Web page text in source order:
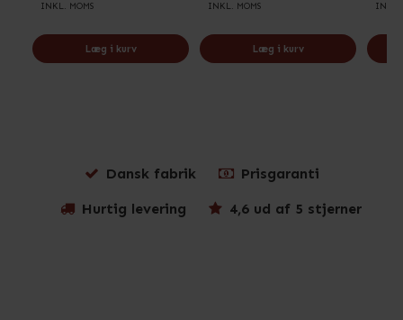
INKL. MOMS
Læg i kurv
INKL. MOMS
Læg i kurv
INKL.
Dansk fabrik Prisgaranti
Hurtig levering 4,6 ud af 5 stjerner